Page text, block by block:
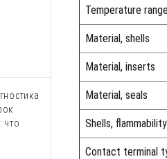
что
Temperature
Material, shells
Material, inserts
Material, seals
Shells,
Contact terminal